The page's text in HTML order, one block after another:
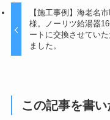
【施工事例】海老名市I
様。ノーリツ給湯器
ートに交換させていた
ました。
この記事を書い